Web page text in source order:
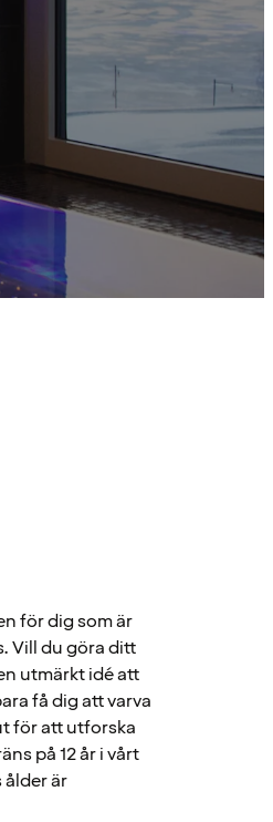
för dig som är
Vill du göra ditt
utmärkt idé att
få dig att varva
för att utforska
på 12 år i vårt
ålder är